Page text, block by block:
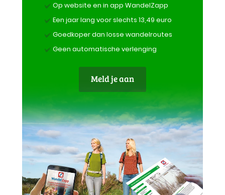
Op website en in app WandelZapp
Een jaar lang voor slechts 13,49 euro
Goedkoper dan losse wandelroutes
Geen automatische verlenging
Meld je aan